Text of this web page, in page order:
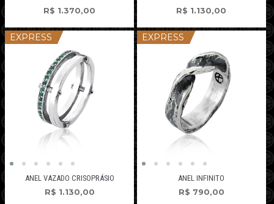
R$ 1.370,00
R$ 1.130,00
EXPRESS
ANEL VAZADO CRISOPRÁSIO
R$ 1.130,00
EXPRESS
ANEL INFINITO
R$ 790,00